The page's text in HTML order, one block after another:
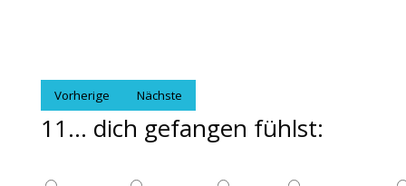
Vorherige Nächste
11... dich gefangen fühlst: